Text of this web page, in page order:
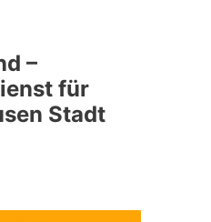
–
für
Stadt